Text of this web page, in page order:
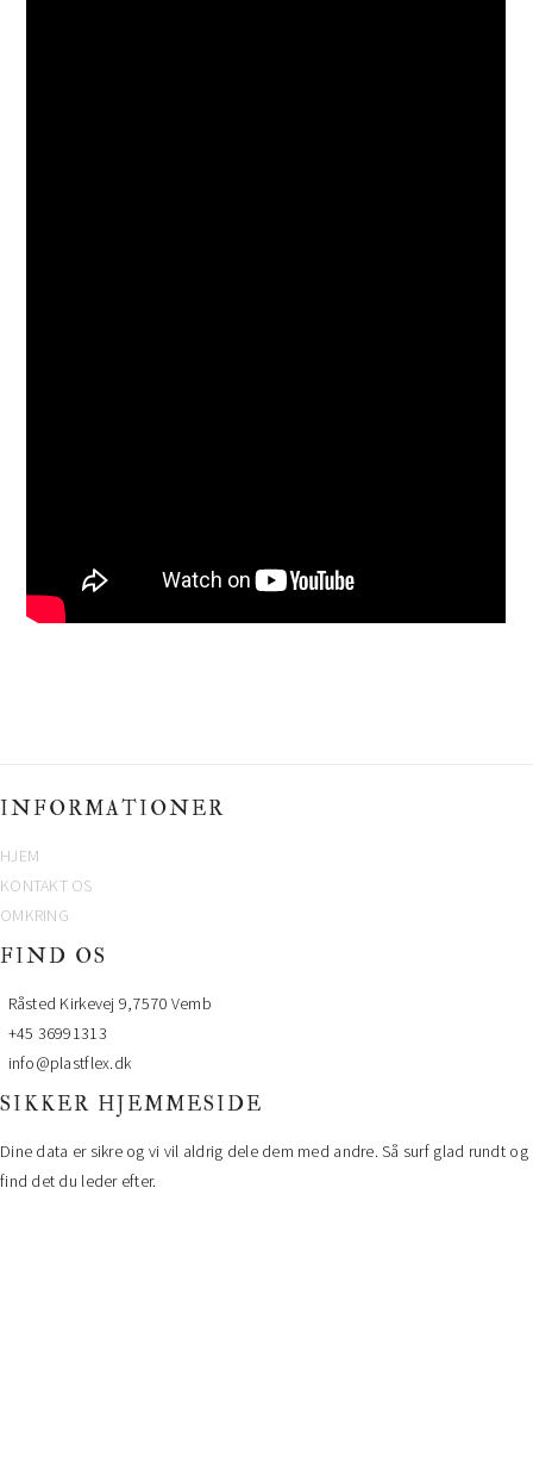
INFORMATIONER
HJEM
KONTAKT OS
OMKRING
FIND OS
Råsted Kirkevej 9,7570 Vemb
+45 36991313
info@plastflex.dk
SIKKER HJEMMESIDE
Dine data er sikre og vi vil aldrig dele dem med andre. Så surf glad rundt og
find det du leder efter.